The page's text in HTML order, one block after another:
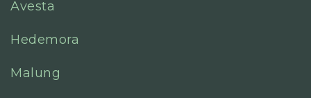
Avesta
Hedemora
Malung